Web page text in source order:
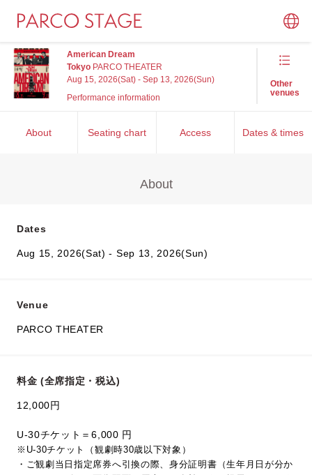
American Dream
Tokyo PARCO THEATER
Aug 15, 2026(Sat) - Sep 13, 2026(Sun)
Performance information
Other
venues
About Seating chart Access Dates & times
About
Dates
Aug 15, 2026(Sat) - Sep 13, 2026(Sun)
Venue
PARCO THEATER
料金 (全席指定・税込)
12,000円
U-30チケット＝6,000 円
※U-30チケット（観劇時30歳以下対象）
・ご観劇当日指定席券へ引換の際、身分証明書（生年月日が分か